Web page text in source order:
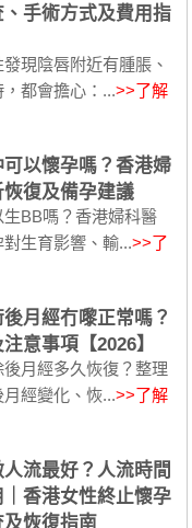
、手術方式及費用指
現陰唇附近有腫脹、
都會擔心：...>>了解
以懷孕嗎？香港婦
復及備孕建議
BB嗎？香港婦科醫
生育影響、輸...>>了
月經冇嚟正常嗎？
意事項【2026】
月經多久恢復？整理
經變化、恢...>>了解
流最好？人流時間
香港女性終止懷孕
恢復指南